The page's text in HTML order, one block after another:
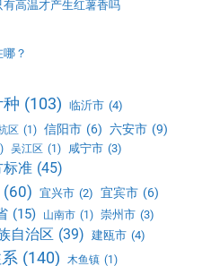
高温才产生红薯香吗
？
种 (103) 临沂市 (4)
区 (1) 信阳市 (6) 六安市 (9)
吴江区 (1) 咸宁市 (3)
标准 (45)
(60) 宜兴市 (2) 宜宾市 (6)
(15) 山南市 (1) 崇州市 (3)
自治区 (39) 建瓯市 (4)
(140) 木鱼镇 (1)